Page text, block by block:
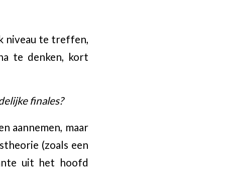
niveau te treffen,
te denken, kort
finales?
aannemen, maar
(zoals een
uit het hoofd